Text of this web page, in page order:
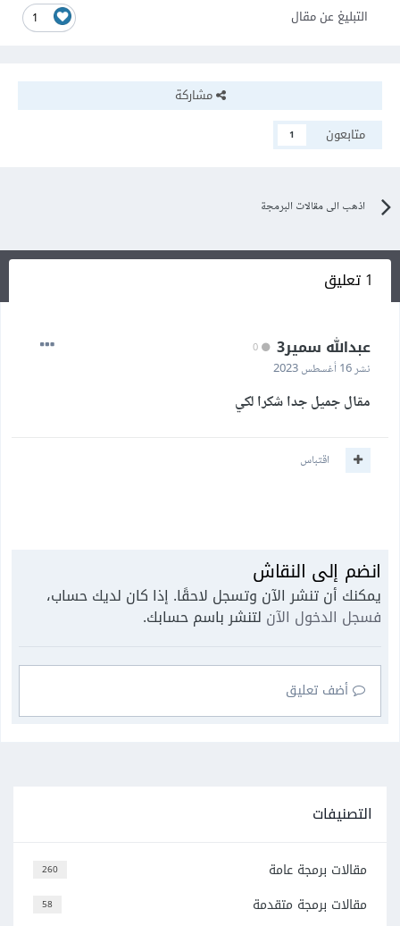
1 التبليغ عن مقال
مشاركة
متابعون
1
اذهب الى مقالات البرمجة
1 تعليق
عبدالله سمير3
نشر16 أغسطس 2023
مقال جميل جدا شكرا لكي
اقتباس
انضم إلى النقاش
يمكنك أن تنشر الآن وتسجل لاحقًا. إذا كان لديك حساب،
فسجل الدخول الآن لتنشر باسم حسابك.
أضف تعليق
التصنيفات
260 مقالات برمجة عامة
58 مقالات برمجة متقدمة